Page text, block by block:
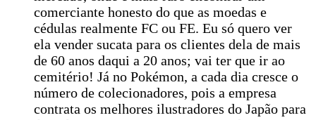
comerciante honesto do que as moedas e
cédulas realmente FC ou FE. Eu só quero ver
ela vender sucata para os clientes dela de mais
de 60 anos daqui a 20 anos; vai ter que ir ao
cemitério! Já no Pokémon, a cada dia cresce o
número de colecionadores, pois a empresa
contrata os melhores ilustradores do Japão para